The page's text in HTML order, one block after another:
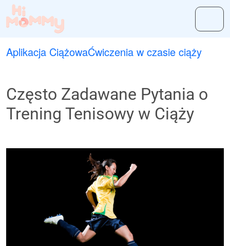
Aplikacja CiążowaĆwiczenia w czasie ciąży
Często Zadawane Pytania o
Trening Tenisowy w Ciąży